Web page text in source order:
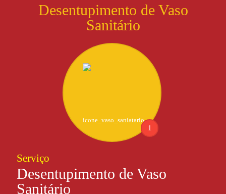
Desentupimento de Vaso
Sanitário
1
Serviço
Desentupimento de Vaso
Sanitário